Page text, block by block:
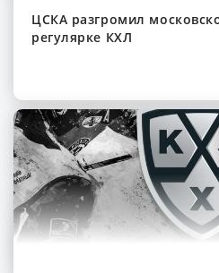
ЦСКА разгромил
регулярке КХЛ